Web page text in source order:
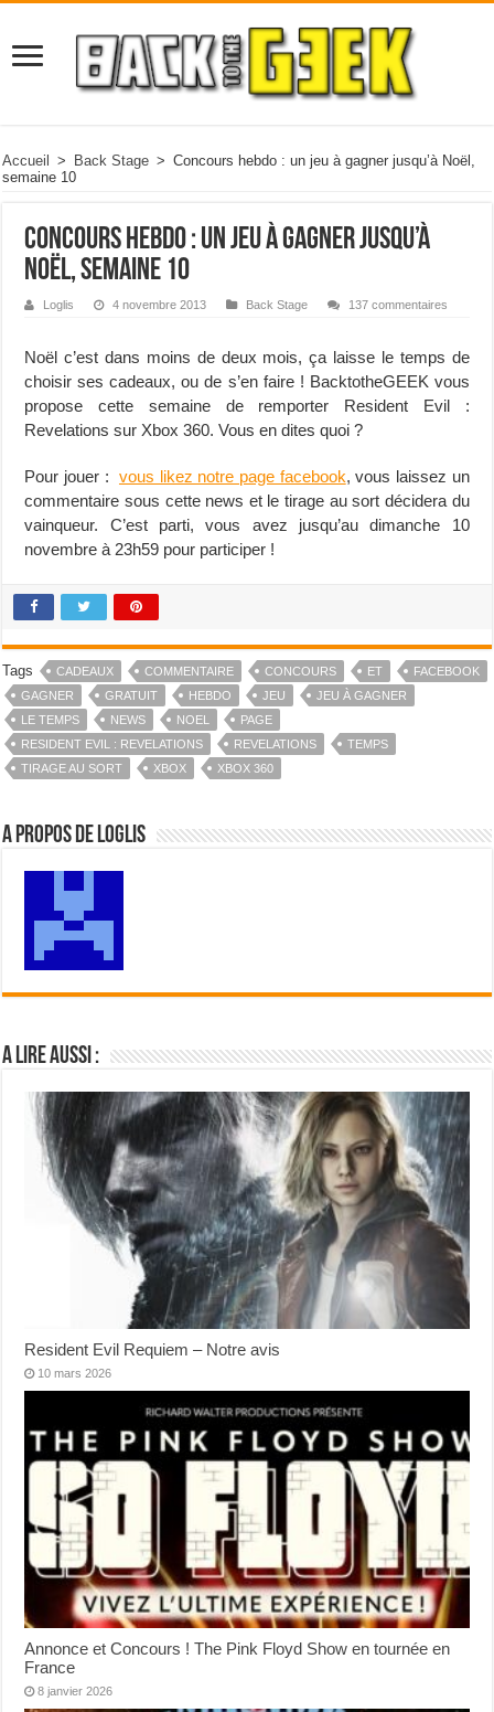
Accueil > Back Stage > Concours hebdo : un jeu à gagner jusqu’à Noël,
semaine 10
Concours hebdo : un jeu à gagner jusqu’à
Noël, semaine 10
Loglis 4 novembre 2013 Back Stage 137 commentaires
Noël c’est dans moins de deux mois, ça laisse le temps de
choisir ses cadeaux, ou de s’en faire ! BacktotheGEEK vous
propose cette semaine de remporter Resident Evil :
Revelations sur Xbox 360. Vous en dites quoi ?
Pour jouer : vous likez notre page facebook, vous laissez un
commentaire sous cette news et le tirage au sort décidera du
vainqueur. C’est parti, vous avez jusqu’au dimanche 10
novembre à 23h59 pour participer !
Tags CADEAUX COMMENTAIRE CONCOURS ET
FACEBOOK
GAGNER
GRATUIT HEBDO JEU
JEU À GAGNER
LE TEMPS
NEWS NOEL
PAGE
RESIDENT EVIL : REVELATIONS
REVELATIONS
TEMPS
TIRAGE AU SORT
XBOX XBOX 360
A propos de Loglis
A lire aussi :
Resident Evil Requiem – Notre avis
10 mars 2026
Annonce et Concours ! The Pink Floyd Show en tournée en
France
8 janvier 2026